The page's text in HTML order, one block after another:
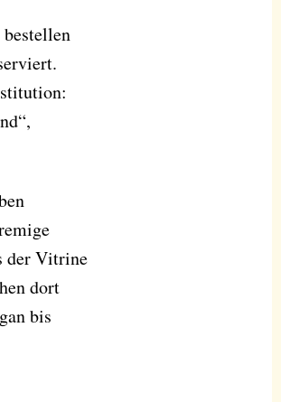
der Vitrine
dort
bis